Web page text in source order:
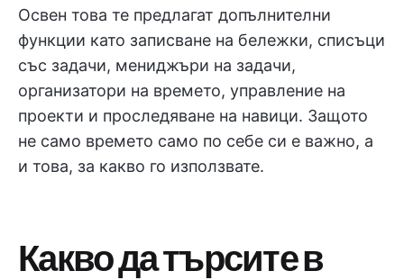
Освен това те предлагат допълнителни
функции като записване на бележки, списъци
със задачи, мениджъри на задачи,
организатори на времето, управление на
проекти и проследяване на навици. Защото
не само времето само по себе си е важно, а
и това, за какво го използвате.
Какво да търсите в